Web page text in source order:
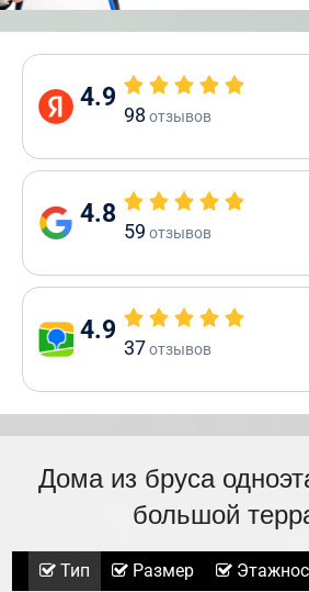
4.9
98 отзывов
4.8
59 отзывов
4.9
37отзывов
Дома из бруса
большой
Тип Размер